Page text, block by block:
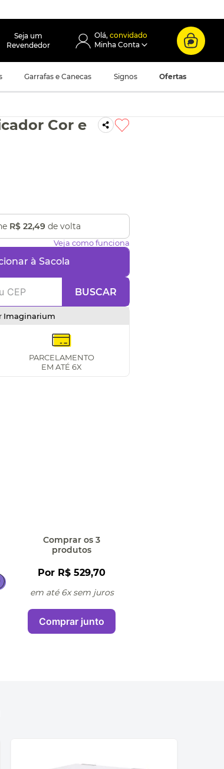
Seja um
Revendedor
convidado
Garrafas e Canecas Signos Ofertas
Cor e
R$ 22,49de volta
Veja como funciona
à Sacola
BUSCAR
Imaginarium
PARCELAMENTO
EM ATÉ 6X
Comprar os 3
produtos
Por R$ 529,70
em até 6x sem juros
Comprar junto